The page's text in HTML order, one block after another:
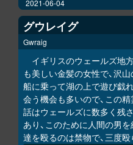
2021-06-04
グウレイグ
Gwraig
イギリスのウェールズ地
も美しい金髪の女性で、沢
船に乗って湖の上で遊び戯
会う機会も多いので、この
話はウェールズに数多く残
あり、このために人間の男
達を殴るのは禁物で、三度